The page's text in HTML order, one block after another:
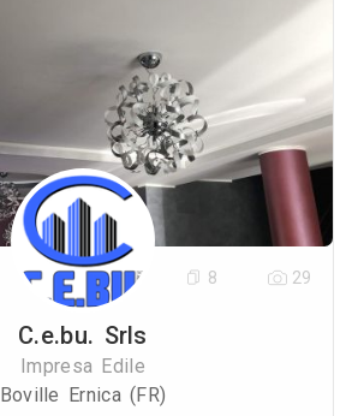
C.e.bu. Srls
Impresa Edile
Boville Ernica (FR)
8 29